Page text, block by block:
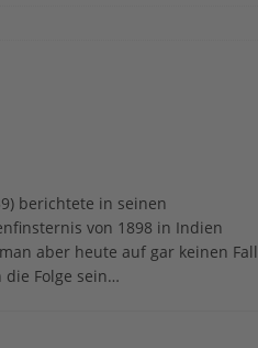
sind unterwegs: Das große
berichtete in seinen
von 1898 in Indien
aber heute auf gar keinen Fall
die Folge sein…